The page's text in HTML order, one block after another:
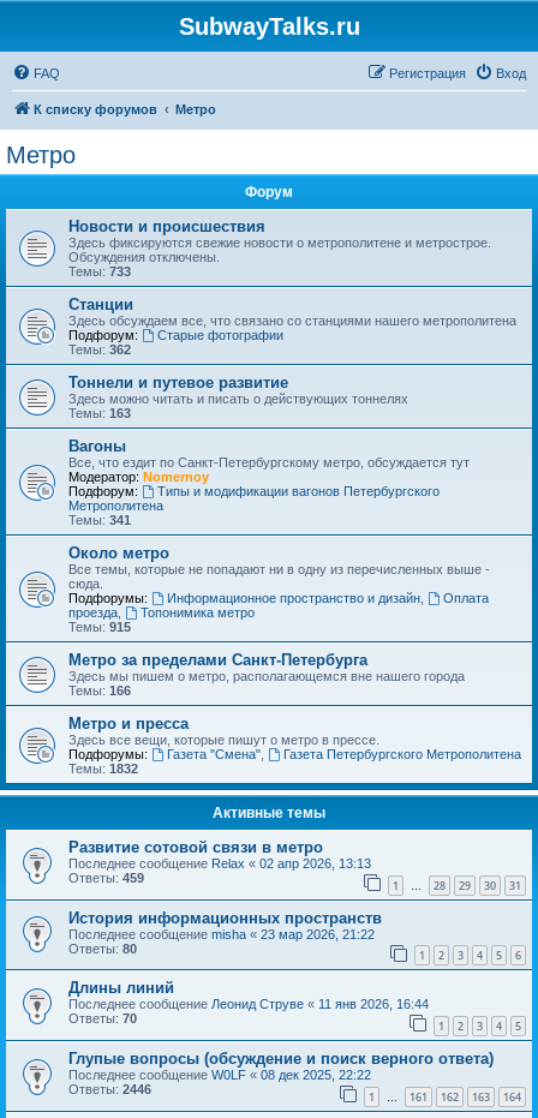
SubwayTalks.ru
FAQ Вход
Регистрация
К списку форумов Метро
Метро
Форум
Новости и происшествия
Здесь фиксируются свежие новости о метрополитене и метрострое.
Обсуждения отключены.
Темы: 733
Станции
Здесь обсуждаем все, что связано со станциями нашего метрополитена
Подфорум:
Старые фотографии
Темы: 362
Тоннели и путевое развитие
Здесь можно читать и писать о действующих тоннелях
Темы: 163
Вагоны
Все, что ездит по Санкт-Петербургскому метро, обсуждается тут
Модератор: Nomernoy
Подфорум:
Типы и модификации вагонов Петербургского
Метрополитена
Темы: 341
Около метро
Все темы, которые не попадают ни в одну из перечисленных выше -
сюда.
Подфорумы:
Информационное пространство и дизайн,
Оплата
проезда
Топонимика метро
Темы: 915
Метро за пределами Санкт-Петербурга
Здесь мы пишем о метро, располагающемся вне нашего города
Темы: 166
Метро и пресса
Здесь все вещи, которые пишут о метро в прессе.
Подфорумы:
Газета "Смена",
Газета Петербургского Метрополитена
Темы: 1832
Активные темы
Развитие сотовой связи в метро
Последнее сообщение Relax « 02 апр 2026, 13:13
Ответы: 459 1 … 28 29 30 31
История информационных пространств
Последнее сообщение misha « 23 мар 2026, 21:22
Ответы: 80 1 2 3 4 5 6
Длины линий
Последнее сообщение Леонид Струве « 11 янв 2026, 16:44
Ответы: 70 1 2 3 4 5
Глупые вопросы (обсуждение и поиск верного ответа)
Последнее сообщение W0LF « 08 дек 2025, 22:22
Ответы: 2446 1 … 161 162 163 164